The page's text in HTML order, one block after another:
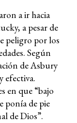
a ir hacia
a pesar de
peligro por los
Según
de Asbury
efectiva.
en que “bajo
ponía de pie
de Dios”.